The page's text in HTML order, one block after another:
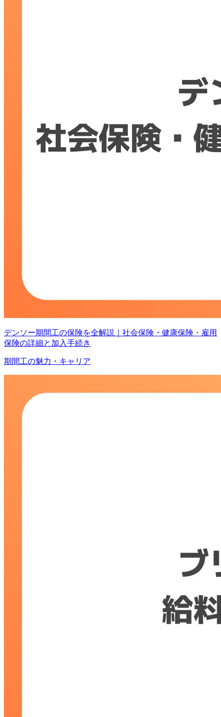
デンソー期間工の保険を全解説｜社会保険・健康保険・雇用
保険の詳細と加入手続き
期間工の魅力・キャリア